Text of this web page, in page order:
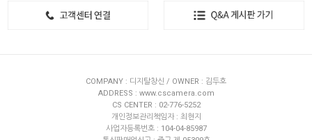
COMPANY : 디지탈창신 / OWNER : 김두호
ADDRESS : www.cscamera.com
CS CENTER : 02-776-5252
개인정보관리책임자 : 최현지
사업자등록번호 : 104-04-85987